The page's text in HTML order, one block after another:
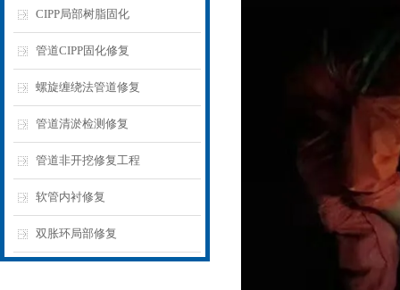
CIPP局部树脂固化
管道CIPP固化修复
螺旋缠绕法管道修复
管道清淤检测修复
管道非开挖修复工程
软管内衬修复
双胀环局部修复